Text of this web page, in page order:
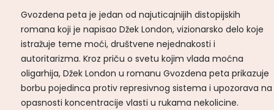
Gvozdena peta je jedan od najuticajnijih distopijskih
romana koji je napisao Džek London, vizionarsko delo koje
istražuje teme moći, društvene nejednakosti i
autoritarizma. Kroz priču o svetu kojim vlada moćna
oligarhija, Džek London u romanu Gvozdena peta prikazuje
borbu pojedinca protiv represivnog sistema i upozorava na
opasnosti koncentracije vlasti u rukama nekolicine.